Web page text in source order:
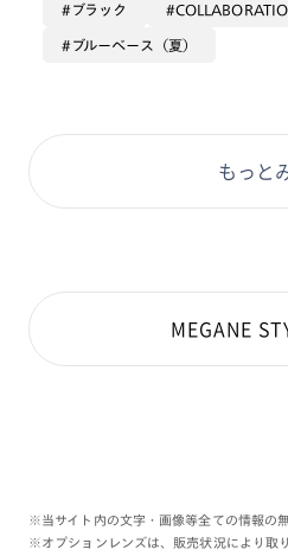
ブラック
ブルーベース（夏）
もっと
MEGANE
※当サイト内の文字・画像等全ての情報の
※オプションレンズは、販売状況により取